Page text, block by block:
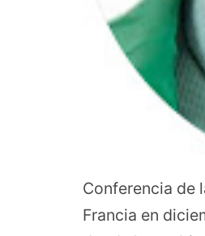
Conferencia de
Francia en